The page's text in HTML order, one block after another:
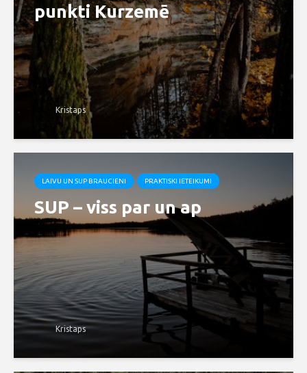
punkti Kurzemē
Kristaps
LAIVU UN SUP BRAUCIENI PRAKTISKI IETEIKUMI
SUP – viss par un ap
Kristaps